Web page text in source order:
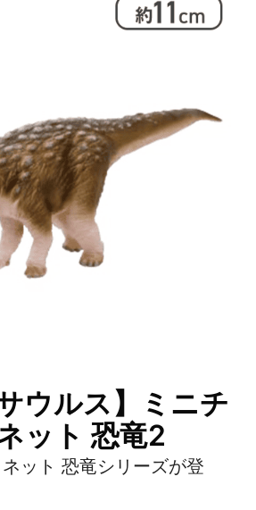
ウルス】ミニチ
ット 恐竜2
ット 恐竜シリーズが登